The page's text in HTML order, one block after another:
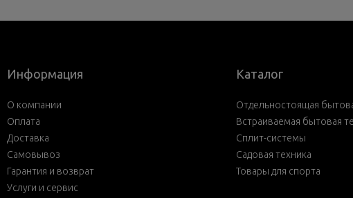
Информация
О компании
Оплата
Доставка
Самовывоз
Гарантия и возврат
Услуги и сервис
Каталог
Отдельностоящая
Встраиваемая бытовая
Сплит-системы
Садовая техника
Товары для спорта